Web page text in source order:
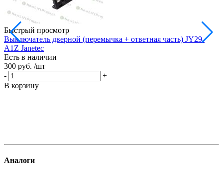
Быстрый просмотр
Выключатель дверной (перемычка + ответная часть) JY29-
A1Z Janetec
Есть в наличии
300 руб. /шт
-
+
В корзину
Аналоги